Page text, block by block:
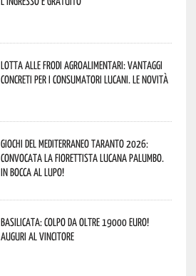
Lotta alle frodi agroalimentari: vantaggi
concreti per i consumatori lucani. Le novità
Giochi del Mediterraneo Taranto 2026:
convocata la fiorettista lucana Palumbo.
In bocca al lupo!
Basilicata: colpo da oltre 19000 Euro!
Auguri al vincitore